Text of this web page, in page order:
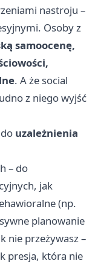
nastroju –
Osoby z
samoocenę,
. A że social
z niego wyjść
uzależnienia
– do
jak
(np.
planowanie
nie przeżywasz –
presja, która nie